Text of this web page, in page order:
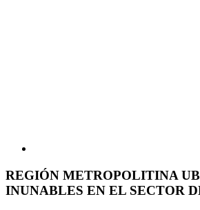
REGIÓN METROPOLITINA
INUNABLES EN EL SECTOR